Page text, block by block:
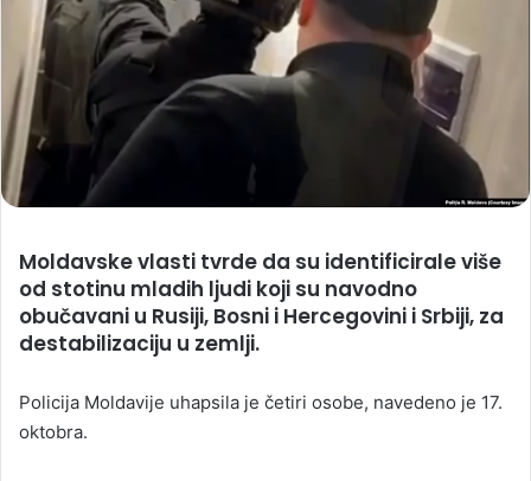
Moldavske vlasti tvrde da su identificirale više
od stotinu mladih ljudi koji su navodno
obučavani u Rusiji, Bosni i Hercegovini i Srbiji, za
destabilizaciju u zemlji.
Policija Moldavije uhapsila je četiri osobe, navedeno je 17.
oktobra.